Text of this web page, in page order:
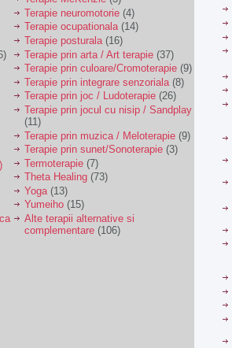
Terapie neuromotorie (4)
Terapie ocupationala(14)
Terapie posturala (16)
Terapie prin arta / Art terapie (37)
Terapie prin culoare/Cromoterapie (9)
Terapie prin integrare senzoriala (8)
Terapie prin joc / Ludoterapie (26)
Terapie prin jocul cu nisip / Sandplay
(11)
Terapie prin muzica / Meloterapie (9)
Terapie prin sunet/Sonoterapie (3)
Termoterapie (7)
Theta Healing (73)
Yoga (13)
Yumeiho (15)
Alte terapii alternative si
complementare (106)